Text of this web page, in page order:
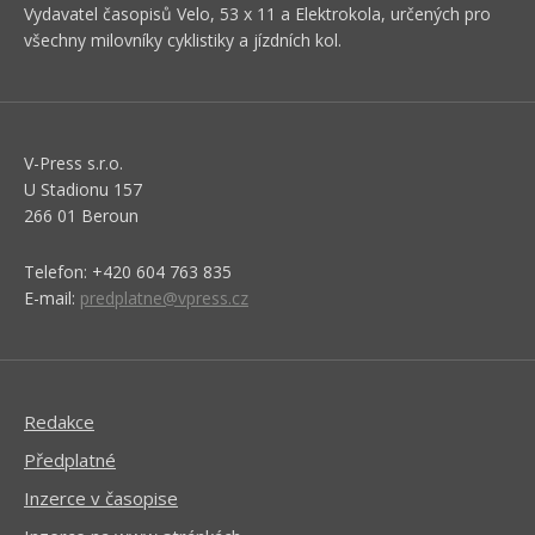
Vydavatel časopisů Velo, 53 x 11 a Elektrokola, určených pro
všechny milovníky cyklistiky a jízdních kol.
V-Press s.r.o.
U Stadionu 157
266 01 Beroun
Telefon: +420 604 763 835
E-mail: predplatne@vpress.cz
Redakce
Předplatné
Inzerce v časopise